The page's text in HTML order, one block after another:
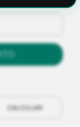
CALCULAR